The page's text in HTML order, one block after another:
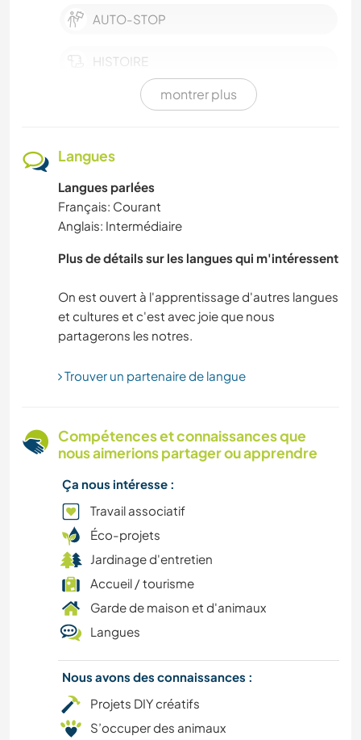
AUTO-STOP
HISTOIRE
BRICOLAGE / ARTISANAT
LIVRES
ANIMAUX
SPORTS D'AVENTURE
DANSE
RANDONNÉE
montrer plus
Langues
Langues parlées
Français: Courant
Anglais: Intermédiaire
Plus de détails sur les langues qui m'intéressent
On est ouvert à l'apprentissage d'autres langues
et cultures et c'est avec joie que nous
Trouver un partenaire de langue
Compétences et connaissances que
nous aimerions partager ou apprendre
Ça nous intéresse :
Travail associatif
Éco-projets
Jardinage d'entretien
Accueil / tourisme
Garde de maison et d'animaux
Langues
Nous avons des connaissances :
Projets DIY créatifs
S’occuper des animaux